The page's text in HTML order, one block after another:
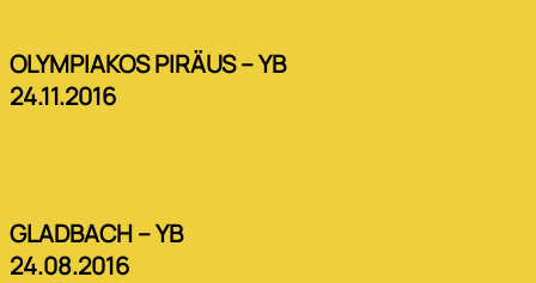
OLYMPIAKOS PIRÄUS – YB
24.11.2016
GLADBACH – YB
24.08.2016